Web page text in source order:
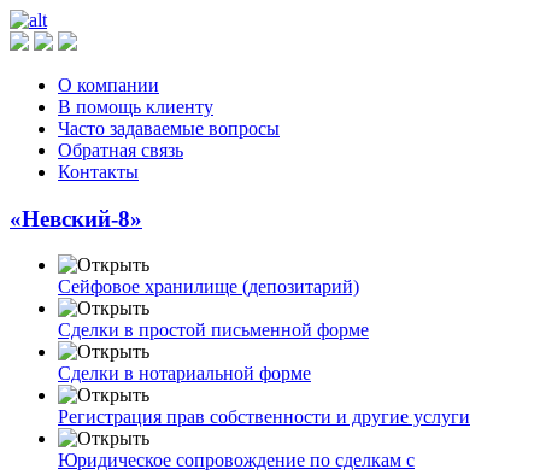
О компании
В помощь клиенту
Часто задаваемые вопросы
Обратная связь
Контакты
«Невский-8»
Сейфовое хранилище (депозитарий)
Сделки в простой письменной форме
Сделки в нотариальной форме
Регистрация прав собственности и другие услуги
Юридическое сопровождение по сделкам с